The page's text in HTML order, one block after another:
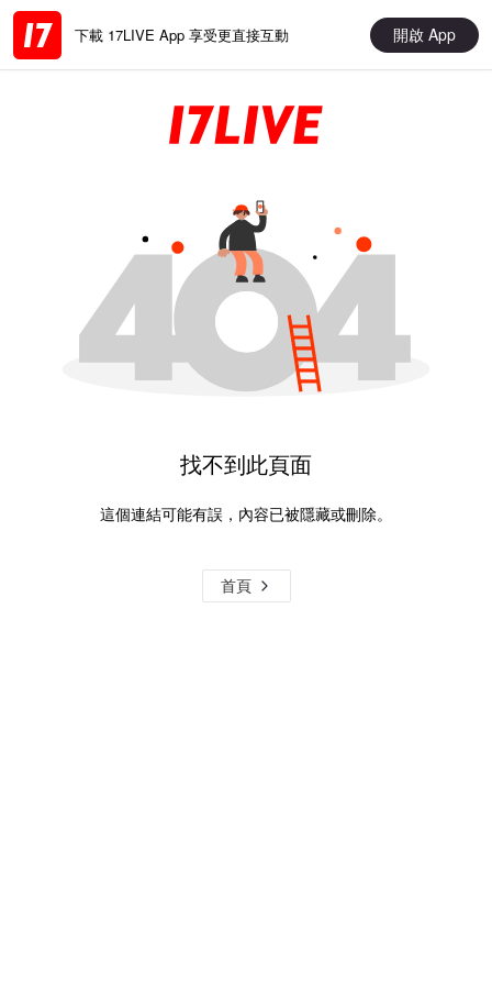
下載 17LIVE App 享受更直接互動 開啟 App
找不到此頁面
這個連結可能有誤，內容已被隱藏或刪除。
首頁